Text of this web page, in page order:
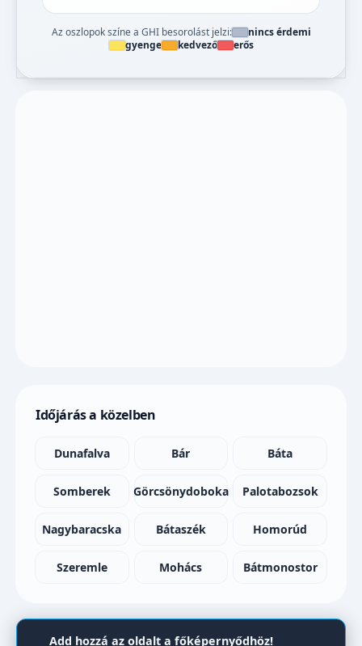
Az oszlopok színe a GHI besorolást jelzi:
nincs érdemi
gyenge
kedvező erős
Időjárás a közelben
Dunafalva Bár Báta
Somberek Görcsönydoboka Palotabozsok
Nagybaracska Bátaszék Homorúd
Szeremle Mohács Bátmonostor
Add hozzá az oldalt a főképernyődhöz!